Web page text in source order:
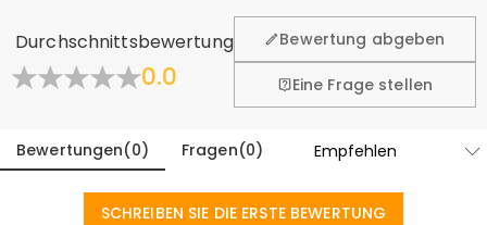
fühlen. Deshalb bieten wir Ihnen 60 Tage Rückgaberecht.
Durchschnittsbewertung
0.0
Bewertung abgeben
Eine Frage stellen
Bewertungen(0) Fragen(0)
SCHREIBEN SIE DIE ERSTE BEWERTUNG